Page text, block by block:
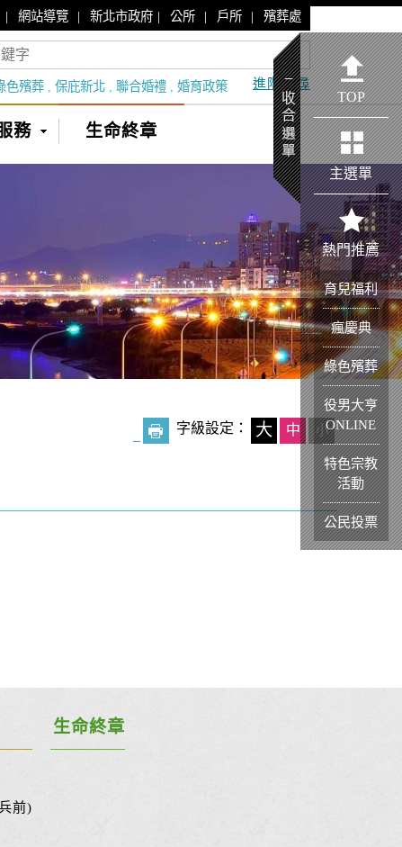
| 網站導覽 | 新北市政府 | 公所 | 戶所 | 殯葬處
色殯葬 保庇新北 聯合婚禮 婚育政策 進階搜尋
務 生命終章
字級設定： 大 中 小
前)
生命終章
TOP
主選單
熱門推薦
育兒福利
瘋慶典
綠色殯葬
役男大亨
ONLINE
特色宗教
活動
公民投票